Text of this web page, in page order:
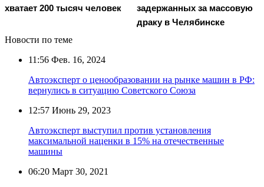
хватает 200 тысяч человек
задержанных за массовую
драку в Челябинске
Новости по теме
11:56 Фев. 16, 2024
Автоэксперт о ценообразовании на рынке машин в РФ:
вернулись в ситуацию Советского Союза
12:57 Июнь 29, 2023
Автоэксперт выступил против установления
максимальной наценки в 15% на отечественные
машины
06:20 Март 30, 2021